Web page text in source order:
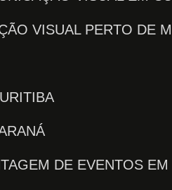
VISUAL PERTO DE
DE EVENTOS